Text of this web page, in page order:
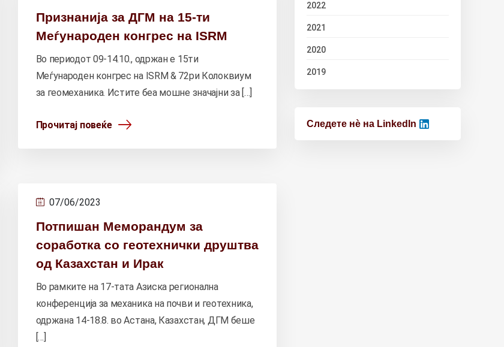
Признанија за ДГМ на 15-ти
Меѓународен конгрес на ISRM
Во периодот 09-14.10., одржан е 15ти
Меѓународен конгрес на ISRM & 72ри Колоквиум
за геомеханика. Истите беа мошне значајни за […]
Прочитај повеќе
07/06/2023
Потпишан Меморандум за
соработка со геотехнички друштва
од Казахстан и Ирак
Во рамките на 17-тата Азиска регионална
конференција за механика на почви и геотехника,
одржана 14-18.8. во Астана, Казахстан, ДГМ беше
[…]
2022
2021
2020
2019
Следете нѐ на LinkedIn